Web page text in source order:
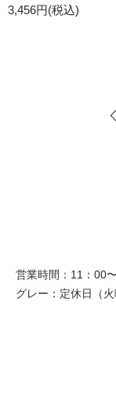
3,456円(税込)
営業時間：11：00
グレー：定休日（火